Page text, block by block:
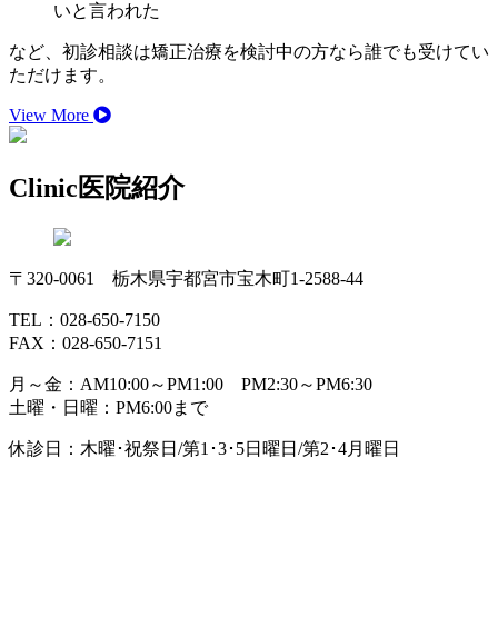
いと言われた
など、初診相談は矯正治療を検討中の方なら誰でも受けてい
ただけます。
View More
Clinic医院紹介
〒320-0061 栃木県宇都宮市宝木町1-2588-44
TEL：028-650-7150
FAX：028-650-7151
月～金：AM10:00～PM1:00 PM2:30～PM6:30
土曜・日曜：PM6:00まで
休診日：木曜･祝祭日/第1･3･5日曜日/第2･4月曜日